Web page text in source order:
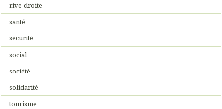
rive-droite
santé
sécurité
social
société
solidarité
tourisme